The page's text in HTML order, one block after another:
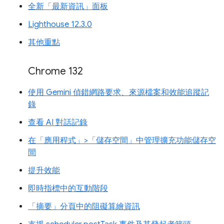
全新「最新資訊」面板
Lighthouse 12.3.0
其他重點
Chrome 132
使用 Gemini 偵錯網路要求、來源檔案和效能追蹤記
錄
查看 AI 對話記錄
在「應用程式」>「儲存空間」中管理擴充功能儲存空
間
提升效能
即時指標中的互動階段
「摘要」分頁中的阻礙算繪資訊